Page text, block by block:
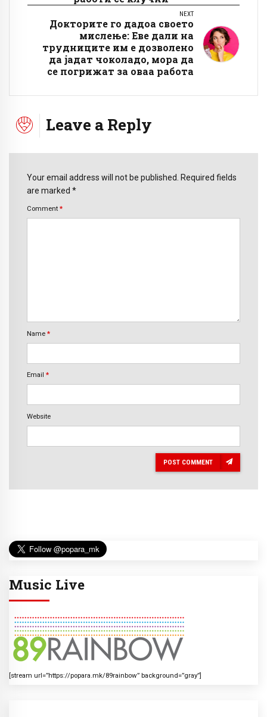
NEXT
Докторите го дадоа своето
мислење: Еве дали на
трудниците им е дозволено
да јадат чоколадо, мора да
се погрижат за оваа работа
Leave a Reply
Your email address will not be published. Required fields
are marked *
Comment *
Name *
Email *
Website
POST COMMENT
Music Live
[stream url=”https://popara.mk/89rainbow” background=”gray”]